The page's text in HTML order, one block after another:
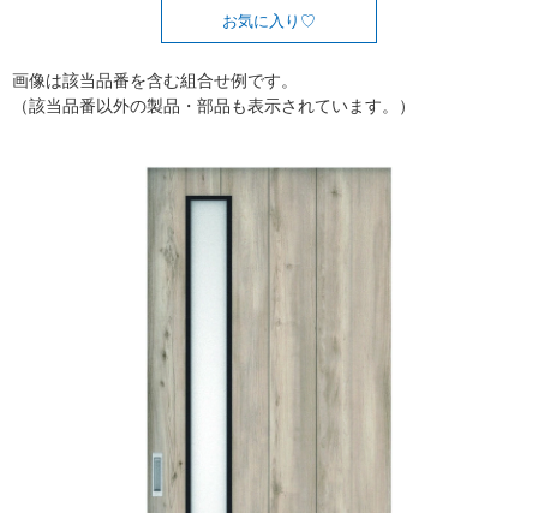
お気に入り
画像は該当品番を含む組合せ例です。
（該当品番以外の製品・部品も表示されています。）